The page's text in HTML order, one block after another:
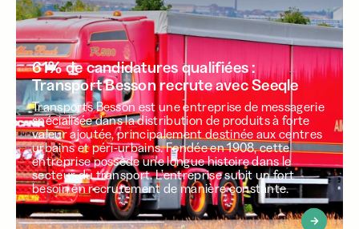
61% de candidatures qualifiées :
Transport Besson recrute avec Seeqle
Transports Besson est une entreprise de messagerie
spécialisée dans la distribution de produits à forte
valeur ajoutée, principalement destinée aux centres
urbains et péri-urbains. Fondée en 1908, cette
entreprise possède une longue histoire dans le
secteur du transport. L’entreprise subit un fort
besoin en recrutement de manière constante.